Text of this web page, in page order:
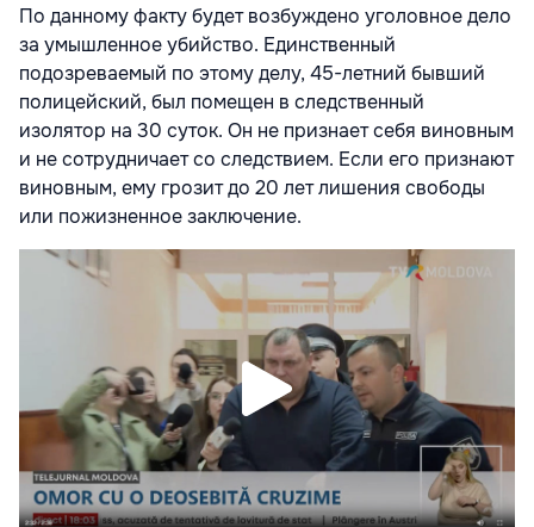
По данному факту будет возбуждено уголовное дело
за умышленное убийство. Единственный
подозреваемый по этому делу, 45-летний бывший
полицейский, был помещен в следственный
изолятор на 30 суток. Он не признает себя виновным
и не сотрудничает со следствием. Если его признают
виновным, ему грозит до 20 лет лишения свободы
или пожизненное заключение.